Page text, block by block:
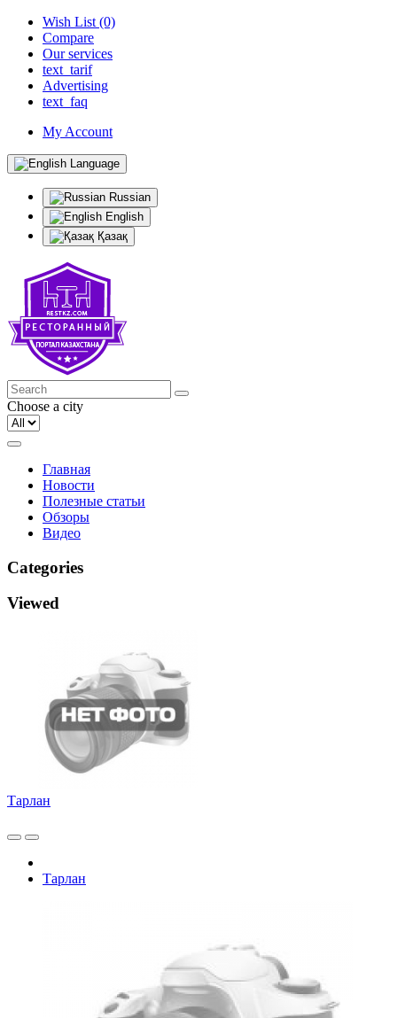
Wish List (0)
Compare
Our services
text_tarif
Advertising
text_faq
My Account
Language
Russian
English
Қазақ
Choose a city
Главная
Новости
Полезные статьи
Обзоры
Видео
Categories
Viewed
Тарлан
Тарлан